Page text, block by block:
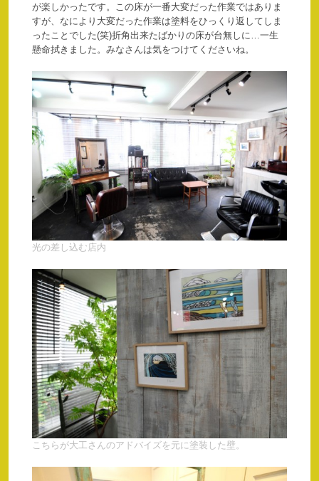
が楽しかったです。この床が一番大変だった作業ではありま
すが、なにより大変だった作業は塗料をひっくり返してしま
ったことでした(笑)折角出来たばかりの床が台無しに…一生
懸命拭きました。みなさんは気をつけてくださいね。
光の差し込む店内
こちらが大工さんのアドバイズを元に塗装した壁。